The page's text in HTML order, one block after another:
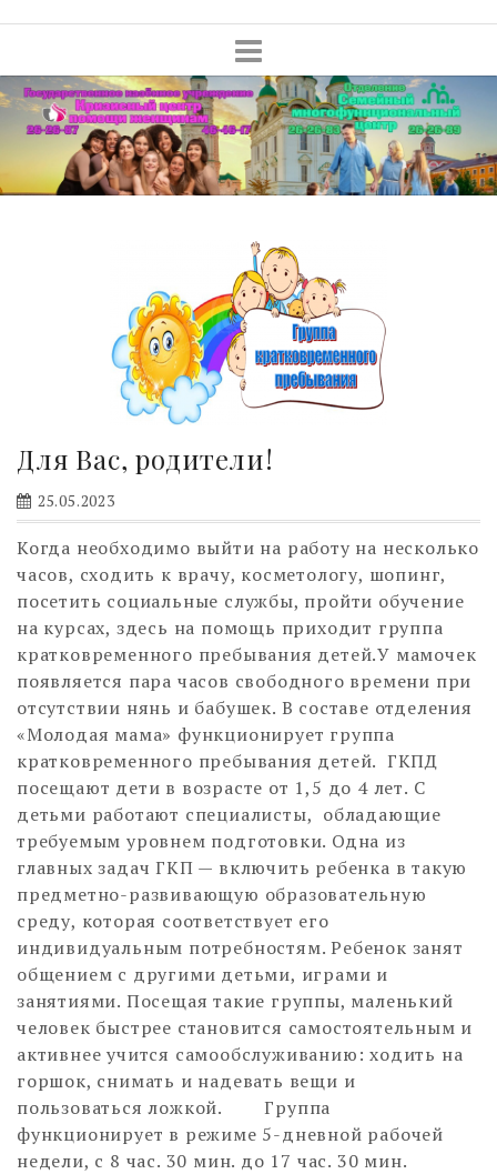
Для Вас, родители!
25.05.2023
Когда необходимо выйти на работу на несколько
часов, сходить к врачу, косметологу, шопинг,
посетить социальные службы, пройти обучение
на курсах, здесь на помощь приходит группа
кратковременного пребывания детей.У мамочек
появляется пара часов свободного времени при
отсутствии нянь и бабушек. В составе отделения
«Молодая мама» функционирует группа
кратковременного пребывания детей. ГКПД
посещают дети в возрасте от 1,5 до 4 лет. С
детьми работают специалисты, обладающие
требуемым уровнем подготовки. Одна из
главных задач ГКП — включить ребенка в такую
предметно-развивающую образовательную
среду, которая соответствует его
индивидуальным потребностям. Ребенок занят
общением с другими детьми, играми и
занятиями. Посещая такие группы, маленький
человек быстрее становится самостоятельным и
активнее учится самообслуживанию: ходить на
горшок, снимать и надевать вещи и
пользоваться ложкой. Группа
функционирует в режиме 5-дневной рабочей
недели, с 8 час. 30 мин. до 17 час. 30 мин.